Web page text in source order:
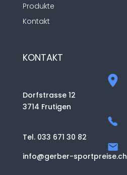
Produkte
Kontakt
KONTAKT
Dorfstrasse 12
3714 Frutigen
Tel. 033 671 30 82
info@gerber-sportpreise.ch